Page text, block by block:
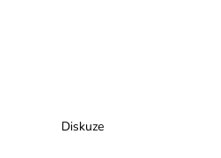
Diskuze